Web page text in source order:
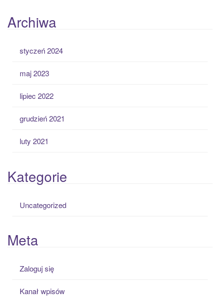
Archiwa
styczeń 2024
maj 2023
lipiec 2022
grudzień 2021
luty 2021
Kategorie
Uncategorized
Meta
Zaloguj się
Kanał wpisów